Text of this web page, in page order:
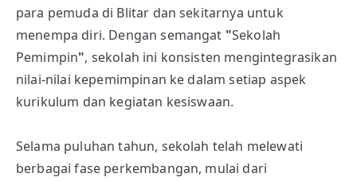
para pemuda di Blitar dan sekitarnya untuk
menempa diri. Dengan semangat "Sekolah
Pemimpin", sekolah ini konsisten mengintegrasikan
nilai-nilai kepemimpinan ke dalam setiap aspek
kurikulum dan kegiatan kesiswaan.
Selama puluhan tahun, sekolah telah melewati
berbagai fase perkembangan, mulai dari